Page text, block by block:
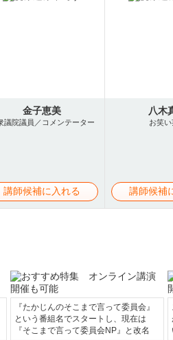
金子恵美
議院議員／コメンテーター
講師候補に入れる
八木
お笑い
講師候補
『たかじんのそこまで言って委員会』
という番組名でスタートし、現在は
『そこまで言って委員会NP』と改名